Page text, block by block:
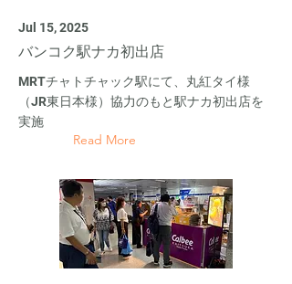
Jul 15, 2025
バンコク駅ナカ初出店
MRTチャトチャック駅にて、丸紅タイ様
（JR東日本様）協力のもと駅ナカ初出店を
実施
Read More